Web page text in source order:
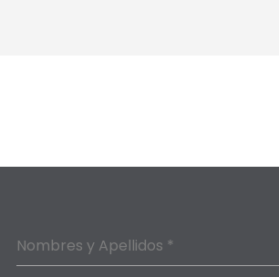
Nombres y Apellidos *